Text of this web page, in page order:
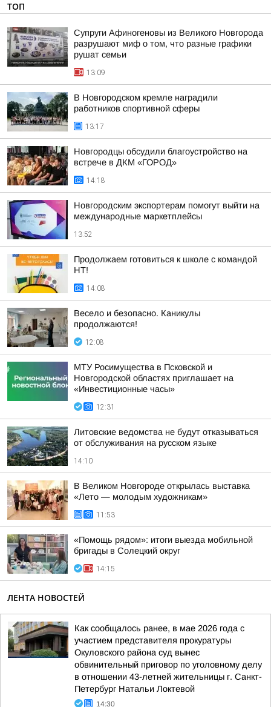
ТОП
Супруги Афиногеновы из Великого Новгорода
разрушают миф о том, что разные графики
рушат семьи
13:09
В Новгородском кремле наградили
работников спортивной сферы
13:17
Новгородцы обсудили благоустройство на
встрече в ДКМ «ГОРОД»
14:18
Новгородским экспортерам помогут выйти на
международные маркетплейсы
13:52
Продолжаем готовиться к школе с командой
НТ!
14:08
Весело и безопасно. Каникулы
продолжаются!
12:08
МТУ Росимущества в Псковской и
Новгородской областях приглашает на
«Инвестиционные часы»
12:31
Литовские ведомства не будут отказываться
от обслуживания на русском языке
14:10
В Великом Новгороде открылась выставка
«Лето — молодым художникам»
11:53
«Помощь рядом»: итоги выезда мобильной
бригады в Солецкий округ
14:15
ЛЕНТА НОВОСТЕЙ
Как сообщалось ранее, в мае 2026 года с
участием представителя прокуратуры
Окуловского района суд вынес
обвинительный приговор по уголовному делу
в отношении 43-летней жительницы г. Санкт-
Петербург Натальи Локтевой
14:30